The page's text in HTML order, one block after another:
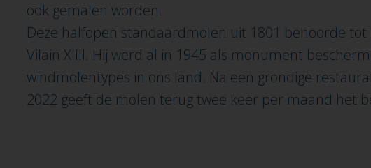
ook gemalen worden.
Deze halfopen standaardmolen uit 1801 behoorde
Vilain XIIII. Hij werd al in 1945 als monument
windmolentypes in ons land. Na een grondige
2022 geeft de molen terug twee keer per maand het